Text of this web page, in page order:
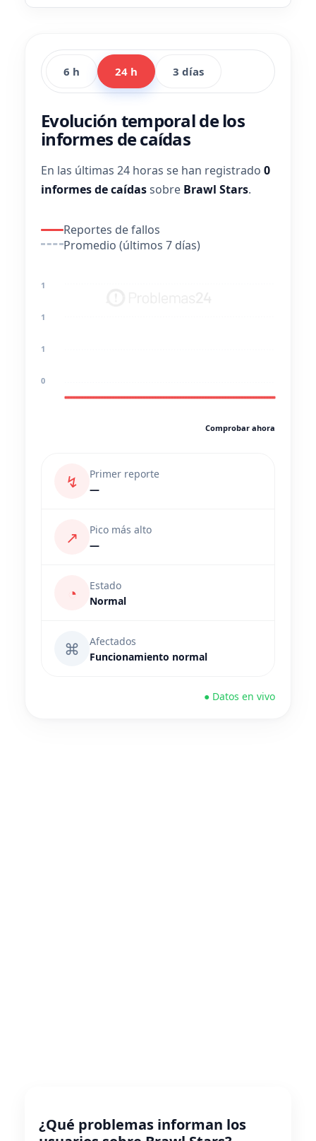
6 h 24 h 3 días
Evolución temporal de los
informes de caídas
En las últimas 24 horas se han registrado 0
informes de caídassobre Brawl Stars.
Reportes de fallos
Promedio (últimos 7 días)
1
1
1
0
Comprobar ahora
↯
Primer reporte
—
↗
Pico más alto
—
◔
Estado
Normal
⌘
Afectados
Funcionamiento normal
● Datos en vivo
¿Qué problemas informan los